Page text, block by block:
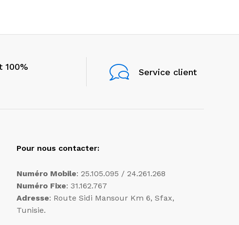
100%
Service client
Pour nous contacter:
Numéro Mobile: 25.105.095 / 24.261.268
Numéro Fixe: 31.162.767
Adresse: Route Sidi Mansour Km 6, Sfax,
Tunisie.